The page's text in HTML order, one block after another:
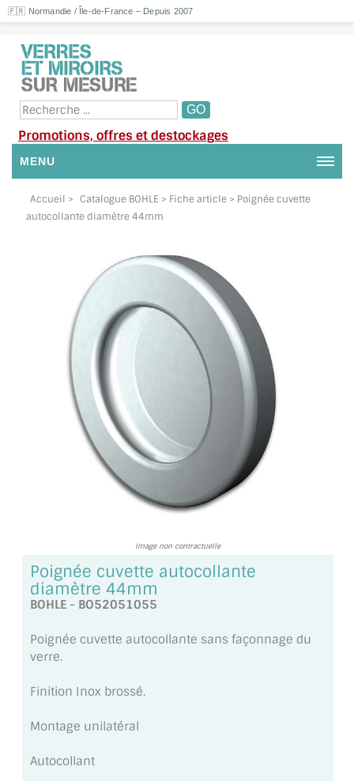
🇫🇷 Normandie / Île-de-France – Depuis 2007
Promotions, offres et destockages
MENU
NOUS CONTACTER
DEMANDE DE DEVIS
SUIVI DE DEVIS
SUIVI DE COMMANDE
TOUS LES TARIFS AU M2
GUIDE : CHOIX PAR UTILISATION
INSPIRATIONS ET NOUVEAUTÉS
AMBIANCE LAITON BROSSÉ
MIROIRS VIEILLIS AMBIANCE BRASSERIE
MIROIR SUR MESURE
MIROIR VIEILLI
LOTS DE MIROIRS EN MOZAÏQUE
MIROIR POUR PORTE
MIROIR DE SALLE DE BAIN
MIROIR PAROI DE DOUCHE
Accueil > Catalogue BOHLE > Fiche article > Poignée cuvette
autocollante diamètre 44mm
Image non contractuelle
Poignée cuvette autocollante
diamètre 44mm
BOHLE - BO52051055
Poignée cuvette autocollante sans façonnage du
verre.
Finition Inox brossé.
Montage unilatéral
Autocollant